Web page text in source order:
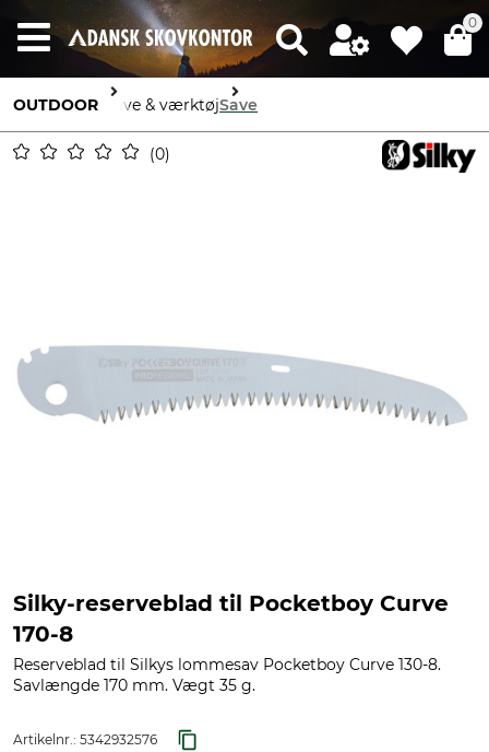
0
OUTDOOR Knive & værktøjSave
0
Silky-reserveblad til Pocketboy Curve
170-8
Reserveblad til Silkys lommesav Pocketboy Curve 130-8.
Savlængde 170 mm. Vægt 35 g.
Artikelnr.: 5342932576